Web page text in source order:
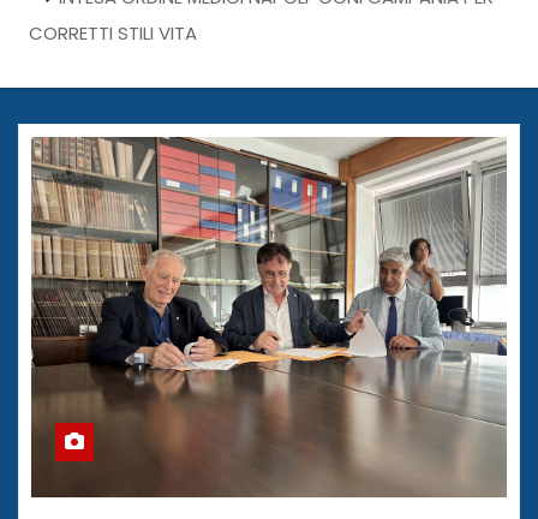
CORRETTI STILI VITA